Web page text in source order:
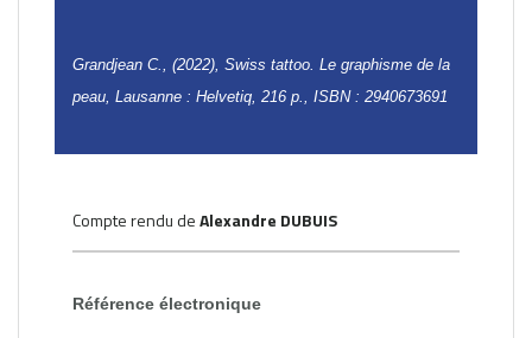
Grandjean C., (2022), Swiss tattoo. Le graphisme de la
peau, Lausanne : Helvetiq, 216 p., ISBN : 2940673691
Compte rendu deAlexandre DUBUIS
Référence électronique